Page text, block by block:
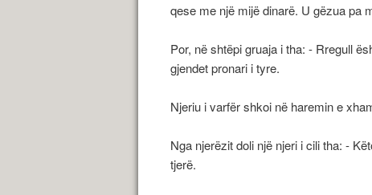
qese me një mijë dinarë. U gëzua pa
Por, në shtëpi gruaja i tha: - Rregull
gjendet pronari i tyre.
Njeriu i varfër shkoi në haremin e
Nga njerëzit doli një njeri i cili tha: -
tjerë.